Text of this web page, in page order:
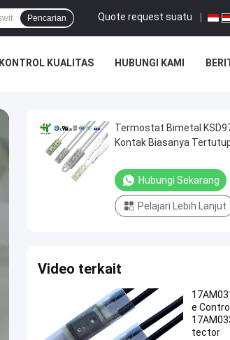
Quote request suatu
Pencarian
KONTROL KUALITAS HUBUNGI KAMI
Termostat Bimetal
Kontak Biasanya
Otomatis
Hubungi Sekarang
Pelajari Lebih Lanjut
Video terkait
e
tector